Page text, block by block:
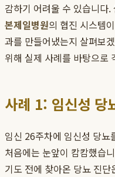
감하기 어려울 수 있습니다
본제일병원의 협진 시스템
과를 만들어냈는지 살펴보
위해 실제 사례를 바탕으로
사례 1: 임신성 당
임신 26주차에 임신성 당
처음에는 눈앞이 캄캄했습
기도 전에 찾아온 당뇨 진